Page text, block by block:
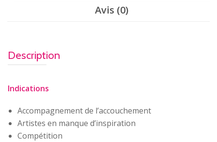
Avis (0)
Description
Indications
Accompagnement de l’accouchement
Artistes en manque d’inspiration
Compétition